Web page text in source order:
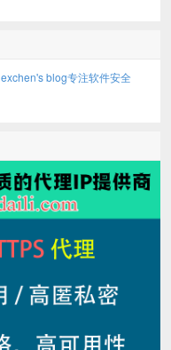
exchen's blog专注软件安全